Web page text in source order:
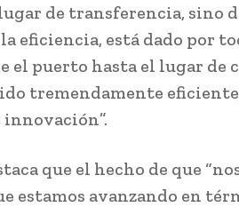
de transferencia, sino
eficiencia, está dado por
el puerto hasta el lugar de
tremendamente
innovación”.
que el hecho de que
estamos avanzando en